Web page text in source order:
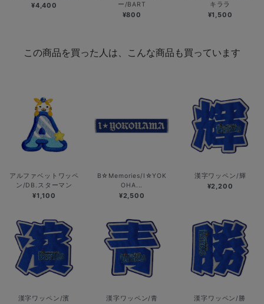
¥4,400
ー/BART
¥800
キララ
¥1,500
この商品を買った人は、こんな商品も買っています
アルファベットワッペ
ン/DB.スターマン
¥1,100
B☆Memories/I☆YOK
OHA...
¥2,500
漢字ワッペン/輝
¥2,200
漢字ワッペン/濱 漢字ワッペン/青 漢字ワッペン/勝